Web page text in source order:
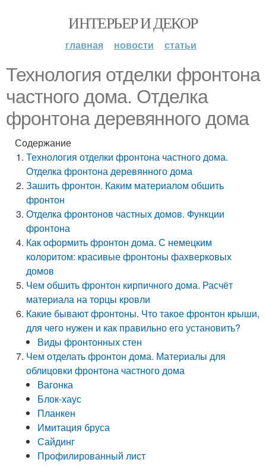
ИНТЕРЬЕР И ДЕКОР
главная новости статьи
Технология отделки фронтона
частного дома. Отделка
фронтона деревянного дома
Содержание
Технология отделки фронтона частного дома.
Отделка фронтона деревянного дома
Зашить фронтон. Каким материалом обшить
фронтон
Отделка фронтонов частных домов. Функции
фронтона
Как оформить фронтон дома. С немецким
колоритом: красивые фронтоны фахверковых
домов
Чем обшить фронтон кирпичного дома. Расчёт
материала на торцы кровли
Какие бывают фронтоны. Что такое фронтон крыши,
для чего нужен и как правильно его установить?
Виды фронтонных стен
Чем отделать фронтон дома. Материалы для
облицовки фронтона частного дома
Вагонка
Блок-хаус
Планкен
Имитация бруса
Сайдинг
Профилированный лист